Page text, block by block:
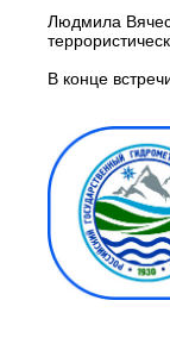
Людмила
В конце